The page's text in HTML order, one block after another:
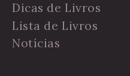
Dicas de Livros
Lista de Livros
Notícias